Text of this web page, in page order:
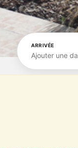
ARRIVÉE
Ajouter une